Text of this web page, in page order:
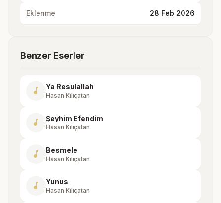
Eklenme 28 Feb 2026
Benzer Eserler
music_note Ya Resulallah
Hasan Kılıçatan
music_note Şeyhim Efendim
Hasan Kılıçatan
music_note Besmele
Hasan Kılıçatan
music_note Yunus
Hasan Kılıçatan